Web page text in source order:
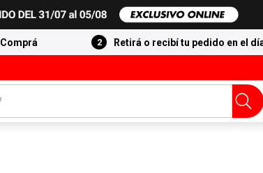
Comprá Retirá o recibí tu pedido en el